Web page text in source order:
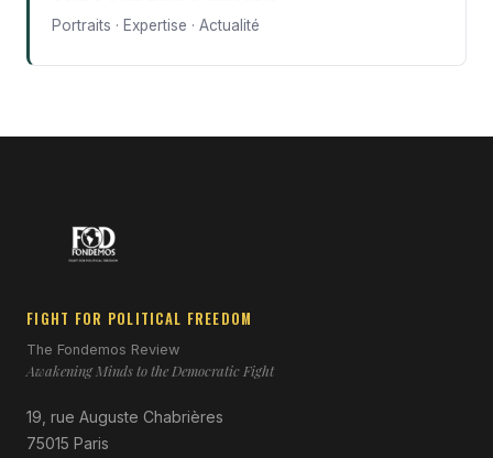
Portraits · Expertise · Actualité
FIGHT FOR POLITICAL FREEDOM
The Fondemos Review
Awakening Minds to the Democratic Fight
19, rue Auguste Chabrières
75015 Paris